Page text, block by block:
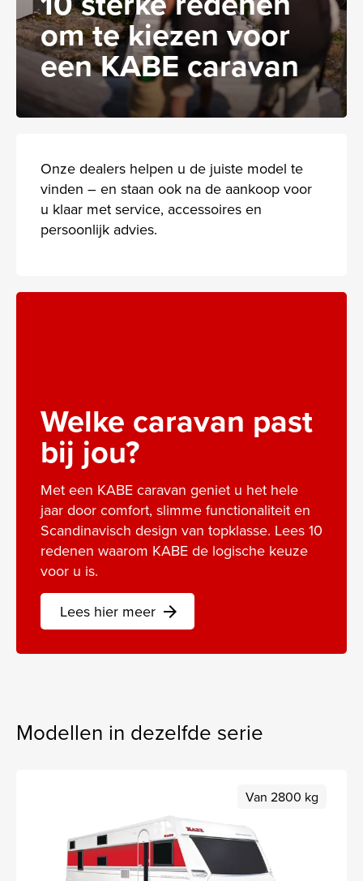
om te kiezen voor
een KABE caravan
Onze dealers helpen u de juiste model te
vinden – en staan ook na de aankoop voor
u klaar met service, accessoires en
persoonlijk advies.
Welke caravan past
bij jou?
Met een KABE caravan geniet u het hele
jaar door comfort, slimme functionaliteit en
Scandinavisch design van topklasse. Lees 10
redenen waarom KABE de logische keuze
voor u is.
Lees hier meer arrow_forward
Modellen in dezelfde serie
Van 2800 kg